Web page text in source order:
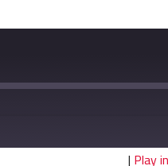
| Play